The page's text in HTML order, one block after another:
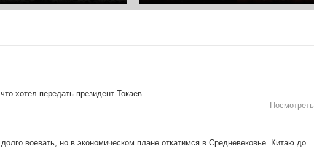
хотел передать президент Токаев.
Посмотреть
воевать, но в экономическом плане откатимся в Средневековье. Китаю до